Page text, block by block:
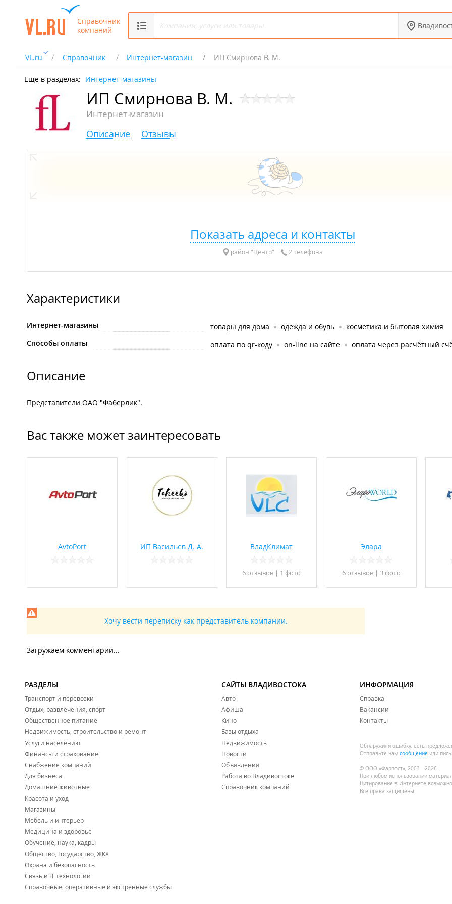
Справочник
компаний
VL.ru Справочник Интернет-магазин ИП Смирнова В. М.
Ещё в разделах: Интернет-магазины
ИП Смирнова В. М.
Интернет-магазин
Описание Отзывы
Показать адреса и контакты
район "Центр" 2 телефона
Характеристики
Интернет-магазины товары для дома одежда и обувь
косметика и бытовая химия
Способы оплаты
оплата по qr-коду on-line на сайте оплата через расчётный
Описание
Представители ОАО "Фаберлик".
Вас также может заинтересовать
AvtoPort ИП Васильев Д. А. ВладКлимат
6 отзывов | 1 фото
Элара
6 отзывов| 3 фото
Хочу вести переписку как представитель компании.
Загружаем комментарии...
РАЗДЕЛЫ
Транспорт и перевозки
Отдых, развлечения, спорт
Общественное питание
Недвижимость, строительство и ремонт
Услуги населению
Финансы и страхование
Снабжение компаний
Для бизнеса
Домашние животные
Красота и уход
Магазины
Мебель и интерьер
Медицина и здоровье
Обучение, наука, кадры
Общество, Государство, ЖКХ
Охрана и безопасность
Связь и IT технологии
Справочные, оперативные и экстренные службы
САЙТЫ ВЛАДИВОСТОКА
Авто
Афиша
Кино
Базы отдыха
Недвижимость
Новости
Объявления
Работа во Владивостоке
Справочник компаний
ИНФОРМАЦИЯ
Справка
Вакансии
Контакты
Обнаружили ошибку, есть
Отправьте нам сообщение или
© ООО «Фарпост», 2003—2026
При любом использовании
Цитирование в Интернете
Все права защищены.